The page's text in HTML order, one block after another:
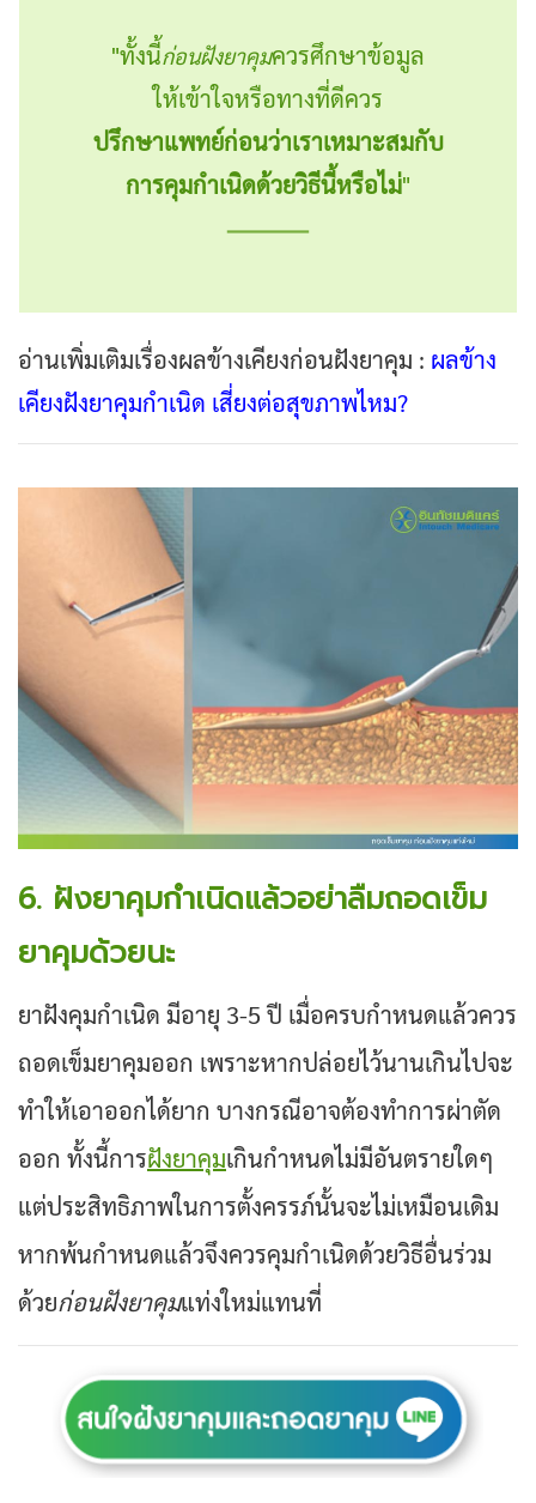
"ทั้งนี้ก่อนฝังยาคุมควรศึกษาข้อมูล
ให้เข้าใจหรือทางที่ดีควร
ปรึกษาแพทย์ก่อนว่าเราเหมาะสมกับ
การคุมกำเนิดด้วยวิธีนี้หรือไม่"
อ่านเพิ่มเติมเรื่องผลข้างเคียงก่อนฝังยาคุม : ผลข้าง
เคียงฝังยาคุมกำเนิด เสี่ยงต่อสุขภาพไหม?
6. ฝังยาคุมกำเนิดแล้วอย่าลืมถอดเข็ม
ยาคุมด้วยนะ
ยาฝังคุมกำเนิด มีอายุ 3-5 ปี เมื่อครบกำหนดแล้วควร
ถอดเข็มยาคุมออก เพราะหากปล่อยไว้นานเกินไปจะ
ทำให้เอาออกได้ยาก บางกรณีอาจต้องทำการผ่าตัด
ออก ทั้งนี้การฝังยาคุมเกินกำหนดไม่มีอันตรายใดๆ
แต่ประสิทธิภาพในการตั้งครรภ์นั้นจะไม่เหมือนเดิม
หากพ้นกำหนดแล้วจึงควรคุมกำเนิดด้วยวิธีอื่นร่วม
ด้วยก่อนฝังยาคุมแท่งใหม่แทนที่